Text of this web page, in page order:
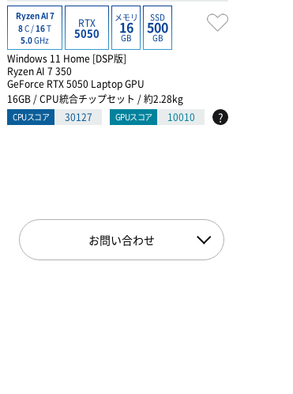
Ryzen AI 7
8C / 16T
5.0GHz
RTX
5050
メモリ
16
GB
SSD
500
GB
Windows 11 Home [DSP版]
Ryzen AI 7 350
GeForce RTX 5050 Laptop GPU
16GB / CPU統合チップセット / 約2.28kg
CPUスコア 30127 GPUスコア 10010 ?
お問い合わせ